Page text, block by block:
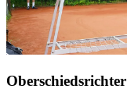
Oberschiedsrichter